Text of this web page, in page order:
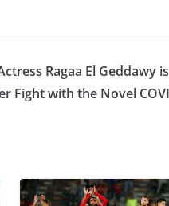
Ragaa El Geddawy
Fight with the Novel